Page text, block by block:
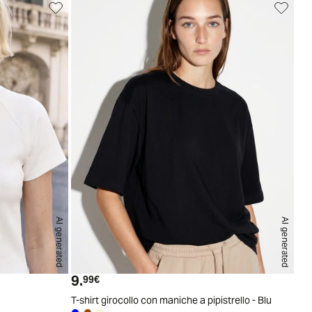
AI generated
S
XL
AI generated
S/ML/XL
Prezzo attuale
9.99€
T-shirt girocollo con maniche a pipistrello - Blu